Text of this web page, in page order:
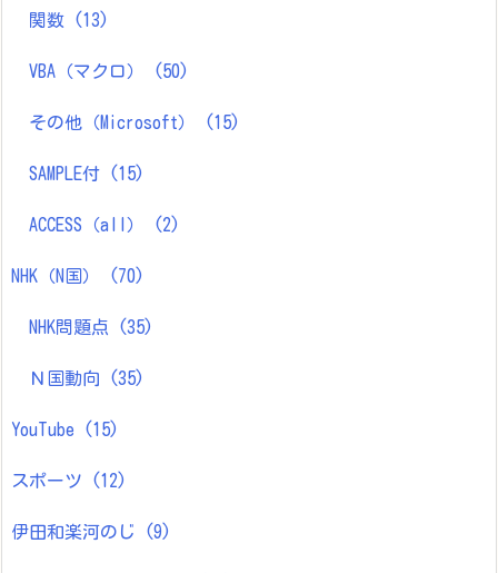
関数 (13)
VBA（マクロ） (50)
その他（Microsoft） (15)
SAMPLE付 (15)
ACCESS（all） (2)
NHK（N国） (70)
NHK問題点 (35)
Ｎ国動向 (35)
YouTube (15)
スポーツ (12)
伊田和楽河のじ (9)